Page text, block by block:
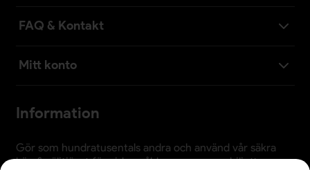
FAQ & Kontakt
Mitt konto
Information
Gör som hundratusentals andra och använd vår säkra
köp & säljtjänst för vidaresålda evenemangsbiljetter.